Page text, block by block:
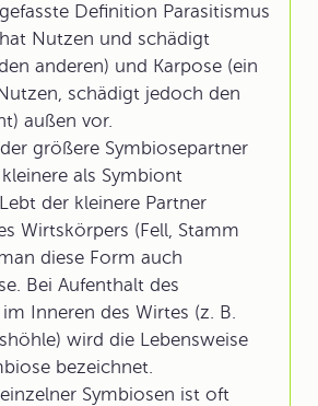
Definition Parasitismus
Nutzen und schädigt
anderen) und Karpose (ein
schädigt jedoch den
außen vor.
größere Symbiosepartner
als Symbiont
der kleinere Partner
Wirtskörpers (Fell, Stamm
diese Form auch
Bei Aufenthalt des
Inneren des Wirtes (z. B.
wird die Lebensweise
bezeichnet.
Symbiosen ist oft